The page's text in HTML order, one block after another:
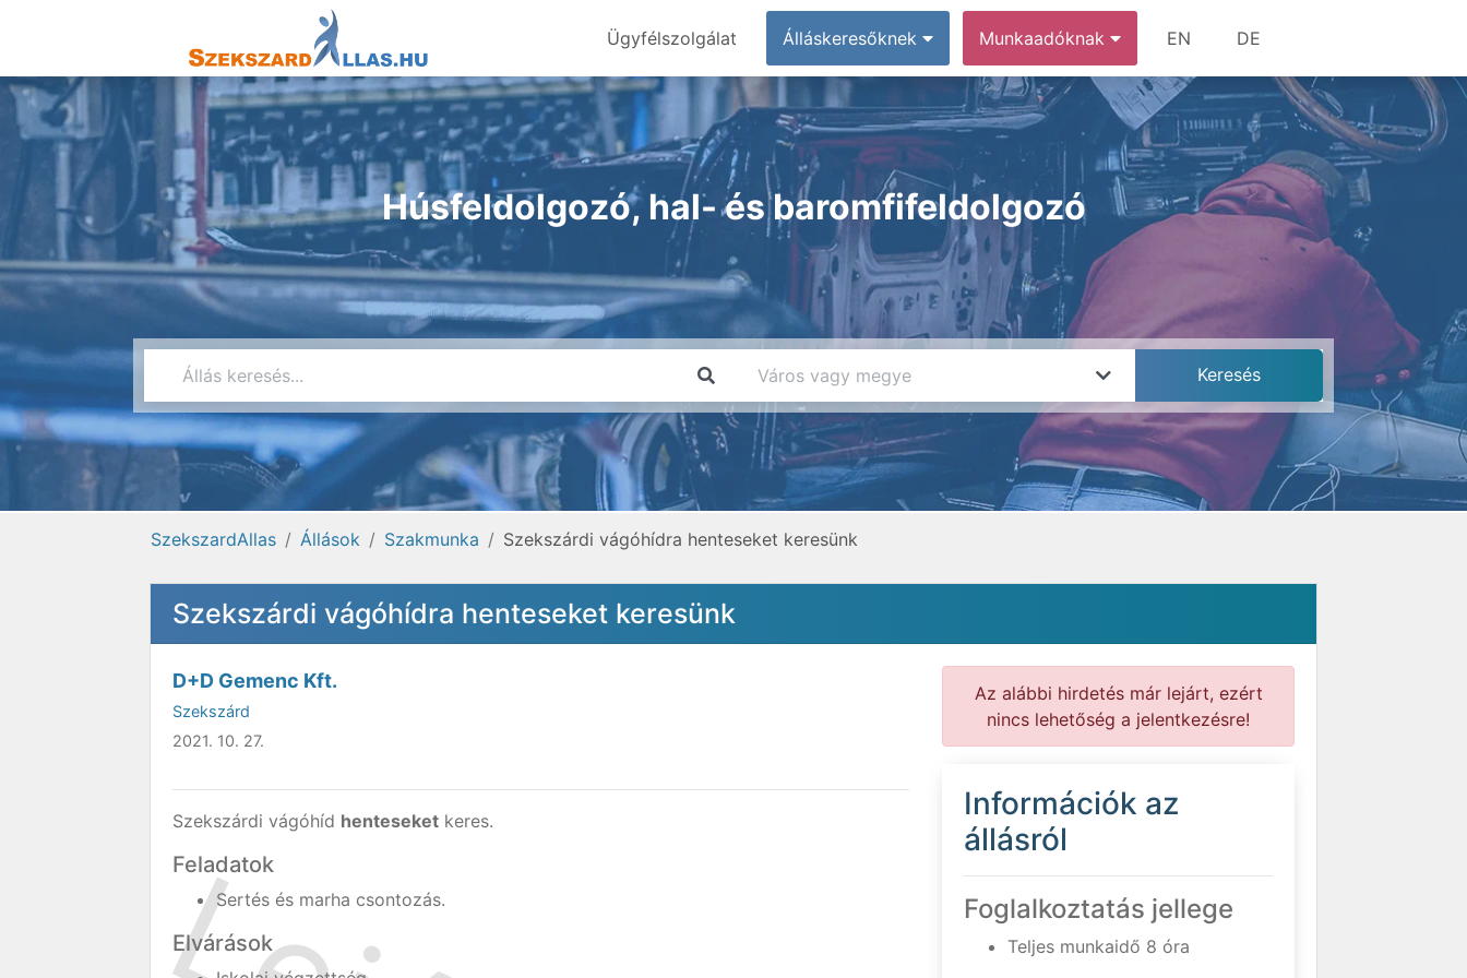
Ügyfélszolgálat Álláskeresőknek Munkaadóknak EN DE
Húsfeldolgozó, hal- és baromfifeldolgozó
SzekszardAllas Állások Szakmunka Szekszárdi vágóhídra henteseket keresünk
Szekszárdi vágóhídra henteseket keresünk
D+D Gemenc Kft.
Szekszárd
2021. 10. 27.
Szekszárdi vágóhíd henteseket keres.
Feladatok
Sertés és marha csontozás.
Elvárások
Az alábbi hirdetés már lejárt, ezért
nincs lehetőség a jelentkezésre!
Információk az
állásról
Foglalkoztatás jellege
Teljes munkaidő 8 óra